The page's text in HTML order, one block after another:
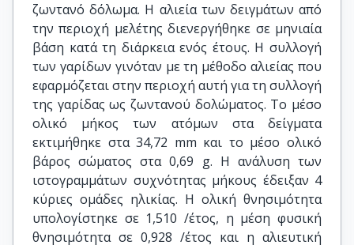
ζωντανό δόλωμα. Η αλιεία των δειγμάτων από
την περιοχή μελέτης διενεργήθηκε σε μηνιαία
βάση κατά τη διάρκεια ενός έτους. Η συλλογή
των γαρίδων γινόταν με τη μέθοδο αλιείας που
εφαρμόζεται στην περιοχή αυτή για τη συλλογή
της γαρίδας ως ζωντανού δολώματος. Το μέσο
ολικό μήκος των ατόμων στα δείγματα
εκτιμήθηκε στα 34,72 mm και το μέσο ολικό
βάρος σώματος στα 0,69 g. Η ανάλυση των
ιστογραμμάτων συχνότητας μήκους έδειξαν 4
κύριες ομάδες ηλικίας. Η ολική θνησιμότητα
υπολογίστηκε σε 1,510 /έτος, η μέση φυσική
θνησιμότητα σε 0,928 /έτος και η αλιευτική